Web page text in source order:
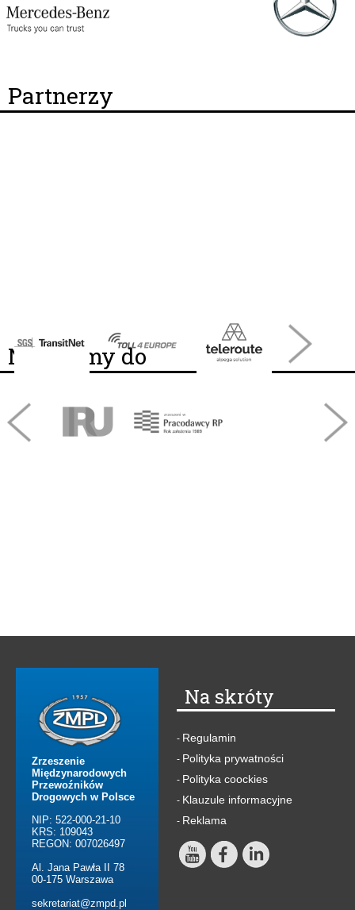
Partnerzy
Należymy do
Zrzeszenie
Międzynarodowych
Przewoźników
Drogowych w Polsce
NIP: 522-000-21-10
KRS: 109043
REGON: 007026497
Al. Jana Pawła II 78
00-175 Warszawa
sekretariat@zmpd.pl
Na skróty
- Regulamin
- Polityka prywatności
- Polityka coockies
- Klauzule informacyjne
- Reklama